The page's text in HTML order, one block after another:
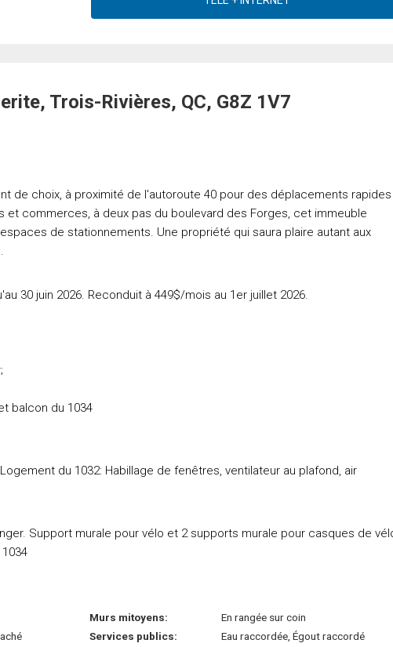
Trois-Rivières, QC, G8Z 1V7
de choix, à proximité de l'autoroute 40 pour des déplacements rapides
commerces, à deux pas du boulevard des Forges, cet immeuble
de stationnements. Une propriété qui saura plaire autant aux
30 juin 2026. Reconduit à 449$/mois au 1er juillet 2026.
balcon du 1034
du 1032: Habillage de fenêtres, ventilateur au plafond, air
Support murale pour vélo et 2 supports murale pour casques de
Murs mitoyens:
En rangée sur coin
Services publics:
Eau raccordée, Égout raccordé